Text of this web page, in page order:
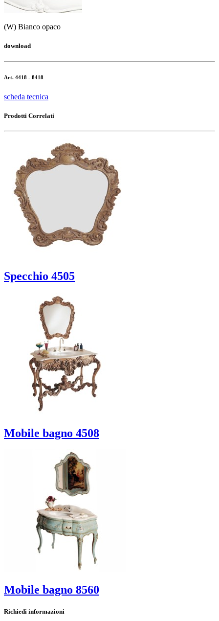
(W) Bianco opaco
download
Art. 4418 - 8418
scheda tecnica
Prodotti Correlati
Specchio 4505
Mobile bagno 4508
Mobile bagno 8560
Richiedi informazioni